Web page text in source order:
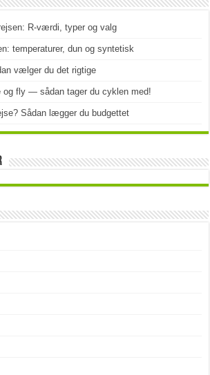
R-værdi, typer og valg
temperaturer, dun og syntetisk
vælger du det rigtige
fly — sådan tager du cyklen med!
Sådan lægger du budgettet